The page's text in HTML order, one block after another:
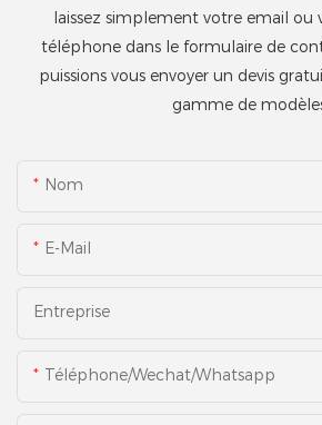
laissez simplement votre email ou
téléphone dans le formulaire de
puissions vous envoyer un devis
gamme de
Nom
E-Mail
Entreprise
Téléphone/Wechat/Whatsapp